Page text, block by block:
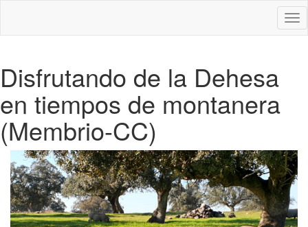
Disfrutando de la Dehesa
en tiempos de montanera
(Membrio-CC)